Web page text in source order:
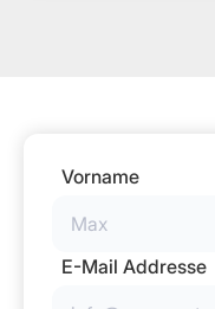
Vorname
E-Mail Addresse